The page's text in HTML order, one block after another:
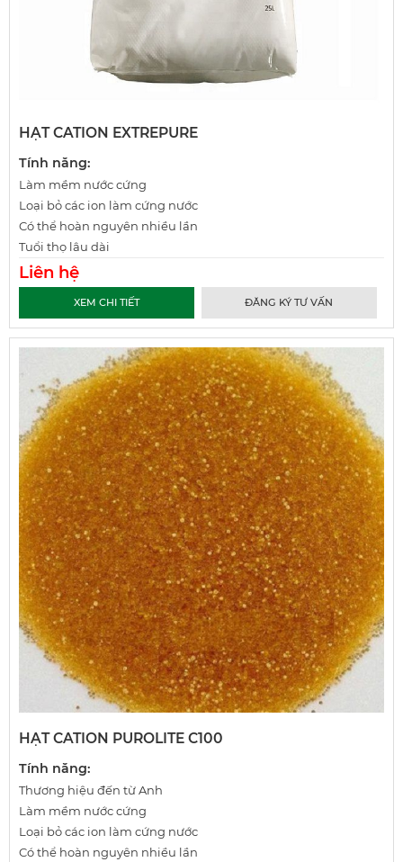
HẠT CATION EXTREPURE
Tính năng:
Làm mềm nước cứng
Loại bỏ các ion làm cứng nước
Có thể hoàn nguyên nhiều lần
Tuổi thọ lâu dài
Liên hệ
XEM CHI TIẾT ĐĂNG KÝ TƯ VẤN
HẠT CATION PUROLITE C100
Tính năng:
Thương hiệu đến từ Anh
Làm mềm nước cứng
Loại bỏ các ion làm cứng nước
Có thể hoàn nguyên nhiều lần